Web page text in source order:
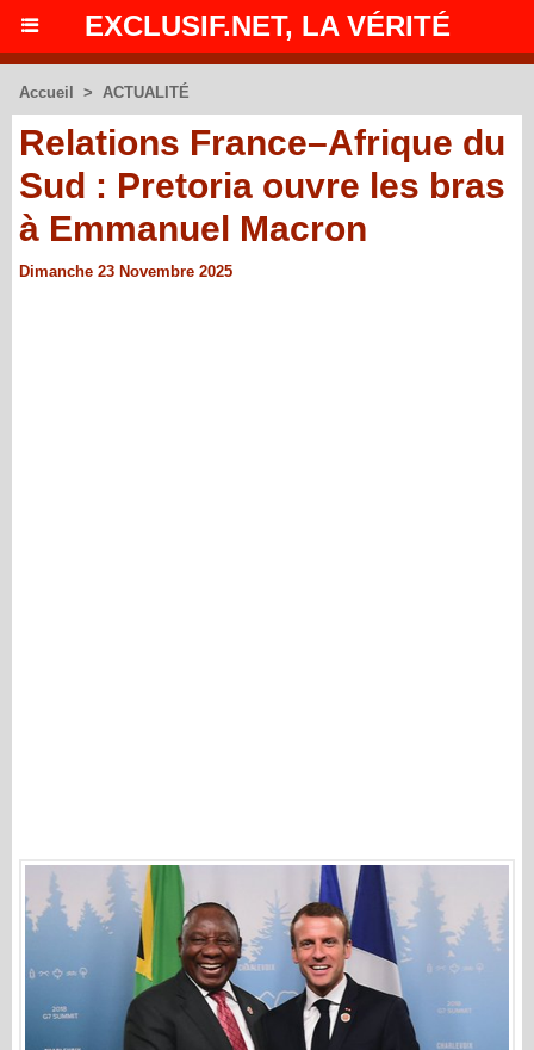
EXCLUSIF.NET, LA VÉRITÉ
Accueil > ACTUALITÉ
Relations France–Afrique du
Sud : Pretoria ouvre les bras
à Emmanuel Macron
Dimanche 23 Novembre 2025